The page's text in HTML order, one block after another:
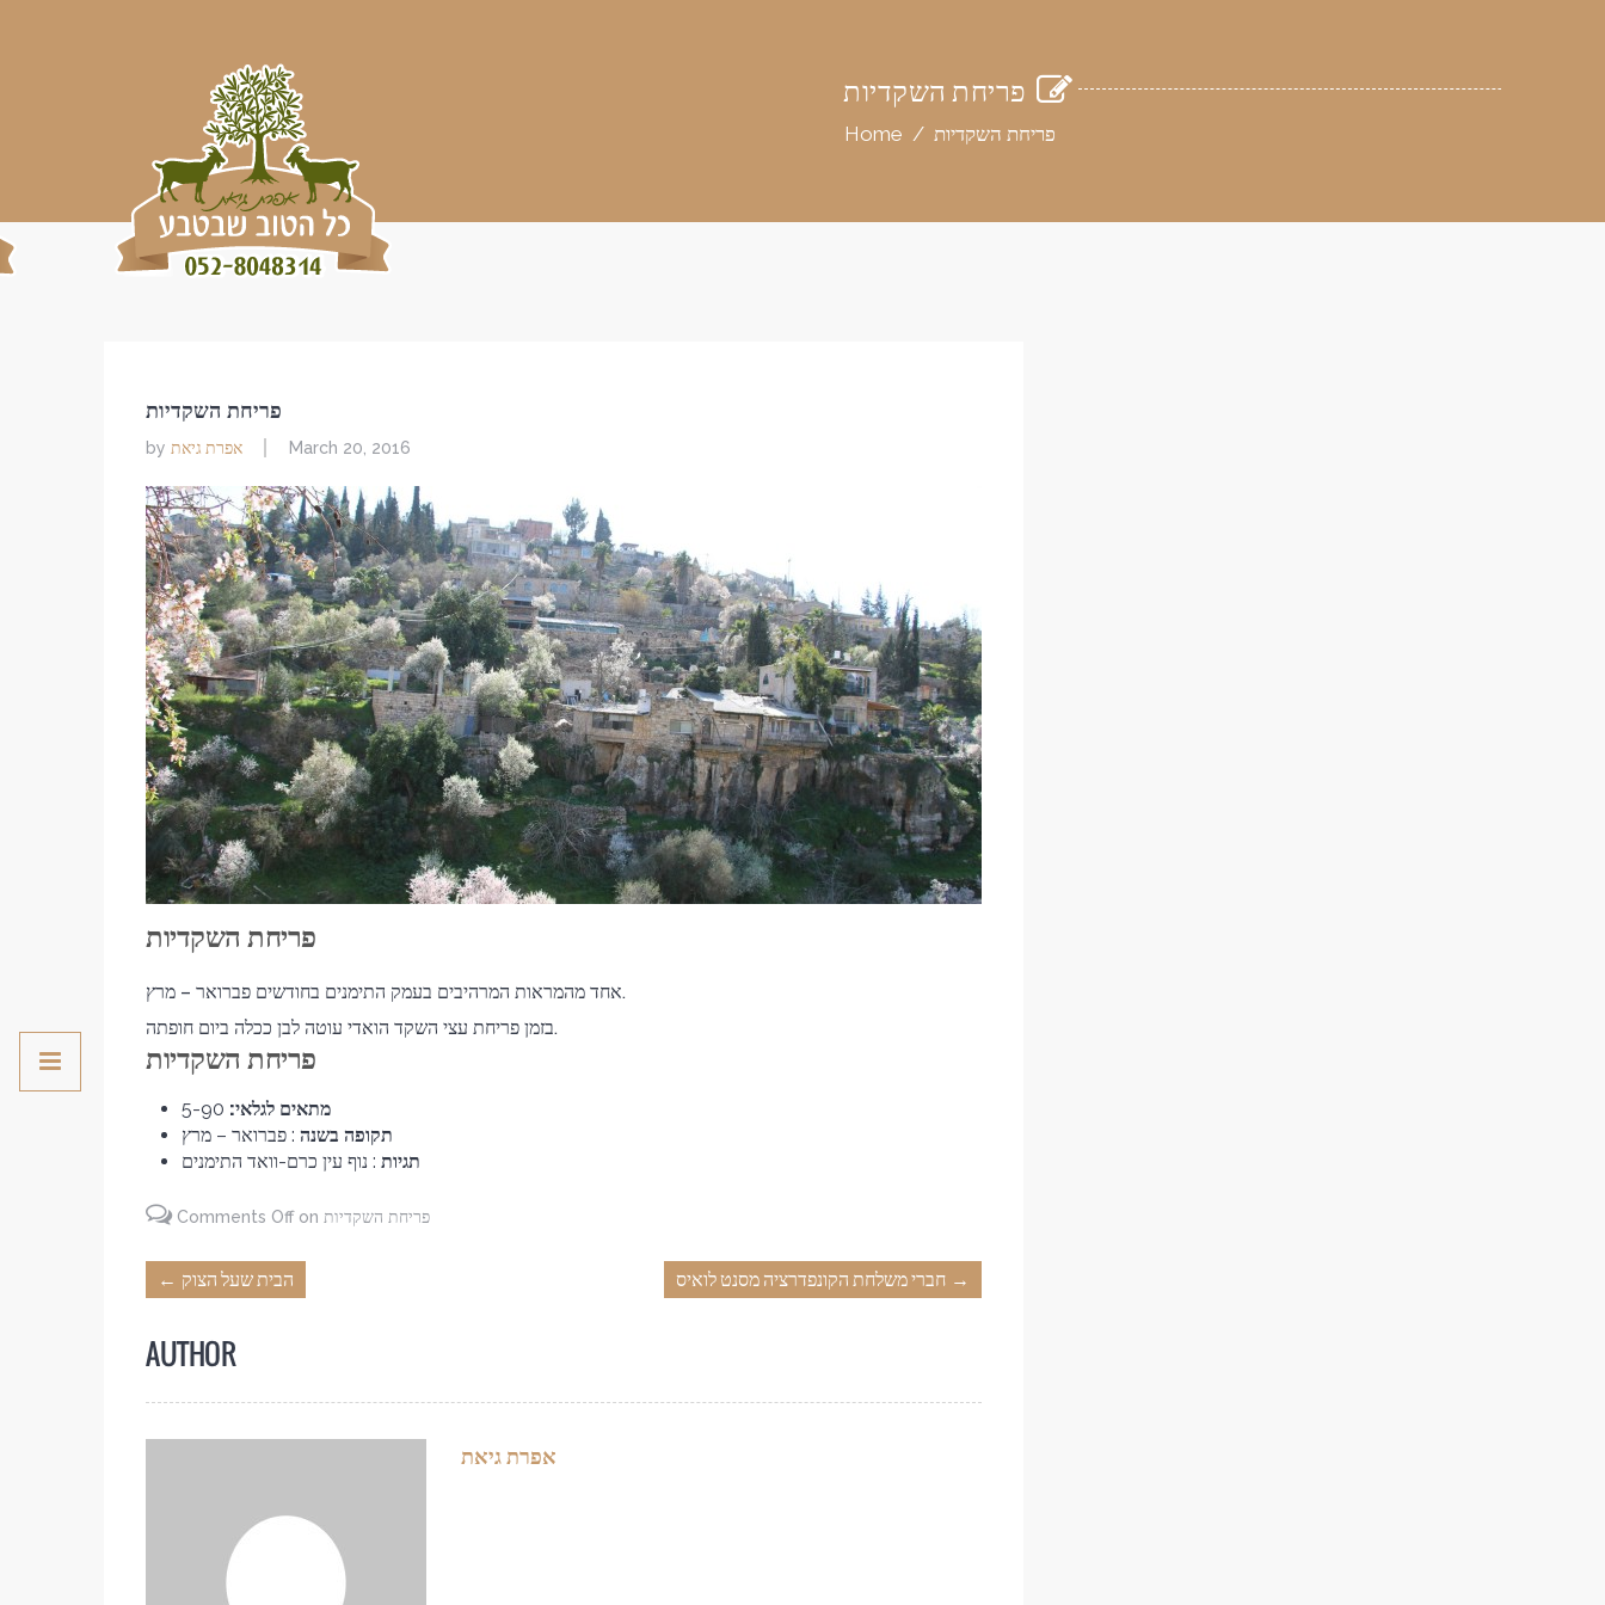
פריחת השקדיות
Home / פריחת השקדיות
פריחת השקדיות
by אפרת גיאת March 20, 2016
פריחת השקדיות
אחד מהמראות המרהיבים בעמק התימנים בחודשים פברואר – מרץ.
בזמן פריחת עצי השקד הואדי עוטה לבן ככלה ביום חופתה.
פריחת השקדיות
מתאים לגלאי:
תקופה בשנה : פברואר – מרץ
תגיות : נוף עין כרם-וואד התימנים
Comments Off on פריחת השקדיות
← הבית שעל הצוק חברי משלחת הקונפדרציה מסנט לואיס →
AUTHOR
אפרת גיאת